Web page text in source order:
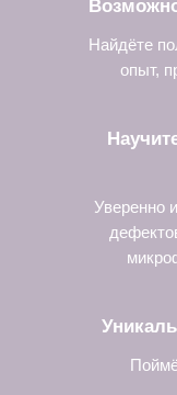
Найдёте
опыт,
Уверенно